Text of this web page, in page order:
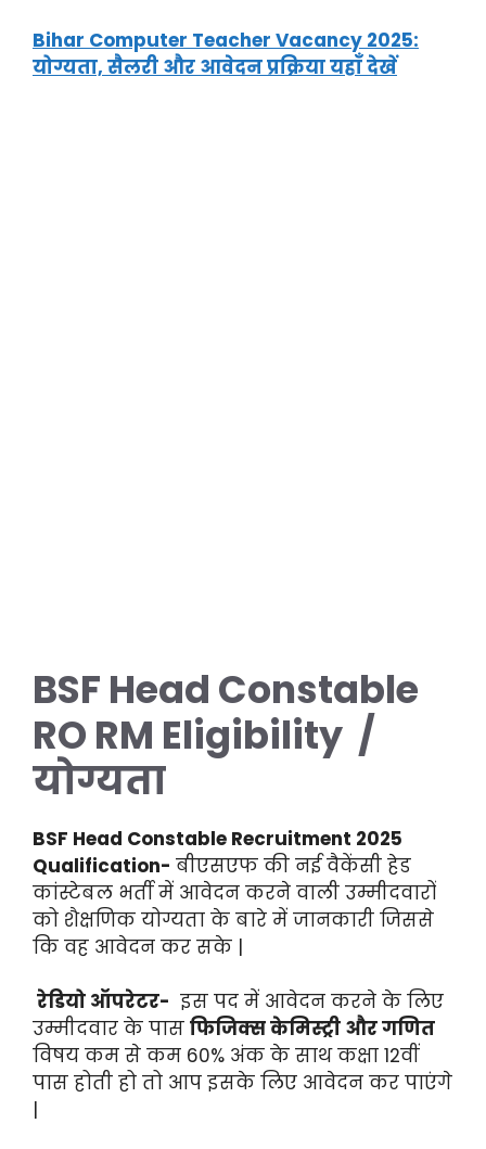
Bihar Computer Teacher Vacancy 2025:
योग्यता, सैलरी और आवेदन प्रक्रिया यहाँ देखें
BSF Head Constable
RO RM Eligibility /
योग्यता
BSF Head Constable Recruitment 2025
Qualification- बीएसएफ की नई वैकेंसी हेड
कांस्टेबल भर्ती में आवेदन करने वाली उम्मीदवारों
को शैक्षणिक योग्यता के बारे में जानकारी जिससे
कि वह आवेदन कर सके |
रेडियो ऑपरेटर- इस पद में आवेदन करने के लिए
उम्मीदवार के पास फिजिक्स केमिस्ट्री और गणित
विषय कम से कम 60% अंक के साथ कक्षा 12वीं
पास होती हो तो आप इसके लिए आवेदन कर पाएंगे
|